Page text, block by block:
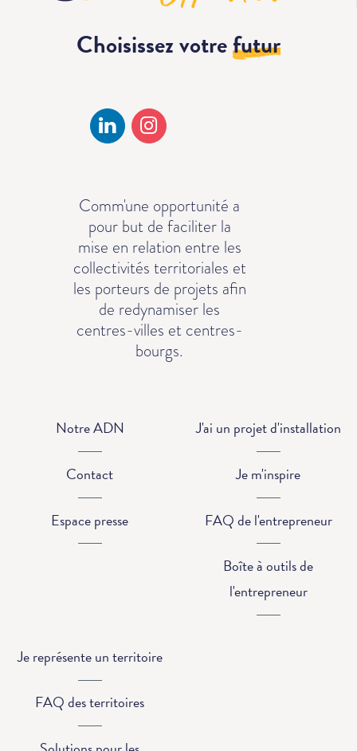
Choisissez votrefutur
Comm'une opportunité a
pour but de faciliter la
mise en relation entre les
collectivités territoriales et
les porteurs de projets afin
de redynamiser les
centres-villes et centres-
bourgs.
Notre ADN
Contact
Espace presse
J'ai un projet d'installation
Je m'inspire
FAQ de l'entrepreneur
Boîte à outils de
l'entrepreneur
Je représente un territoire
FAQ des territoires